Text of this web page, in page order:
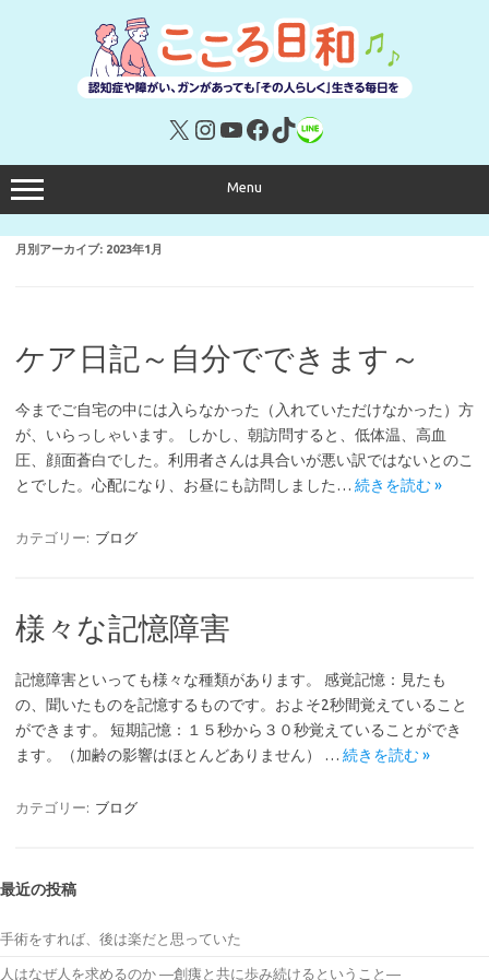
X Instagram
YouTube
Facebook
TikTok
リンク
Menu
月別アーカイブ: 2023年1月
ケア日記～自分でできます～
今までご自宅の中には入らなかった（入れていただけなかった）方
が、いらっしゃいます。 しかし、朝訪問すると、低体温、高血
圧、顔面蒼白でした。利用者さんは具合いが悪い訳ではないとのこ
とでした。心配になり、お昼にも訪問しました… 続きを読む »
カテゴリー: ブログ
様々な記憶障害
記憶障害といっても様々な種類があります。 感覚記憶：見たも
の、聞いたものを記憶するものです。およそ2秒間覚えていること
ができます。 短期記憶：１５秒から３０秒覚えていることができ
ます。（加齢の影響はほとんどありません） … 続きを読む »
カテゴリー: ブログ
最近の投稿
手術をすれば、後は楽だと思っていた
人はなぜ人を求めるのか ―創痍と共に歩み続けるということ―